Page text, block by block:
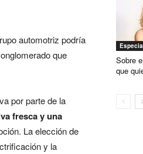
automotriz podría
que
por parte de la
fresca y una
La elección de
y la
Sobre
que